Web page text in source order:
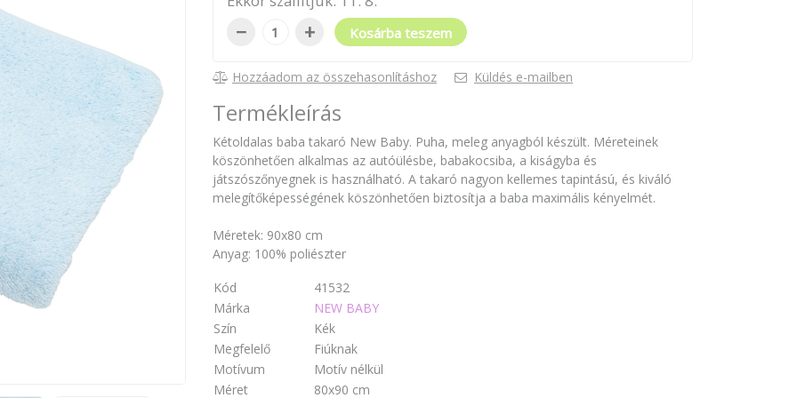
− + Kosárba teszem
Hozzáadom az összehasonlításhoz Küldés e-mailben
Termékleírás
Kétoldalas baba takaró New Baby. Puha, meleg anyagból készült. Méreteinek
köszönhetően alkalmas az autóülésbe, babakocsiba, a kiságyba és
játszószőnyegnek is használható. A takaró nagyon kellemes tapintású, és kiváló
melegítőképességének köszönhetően biztosítja a baba maximális kényelmét.
Méretek: 90x80 cm
Anyag: 100% poliészter
Kód
41532
Márka
NEW BABY
Szín
Kék
Megfelelő
Fiúknak
Motívum
Motív nélkül
Méret
80x90 cm